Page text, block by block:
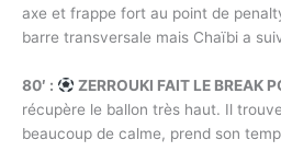
axe et frappe fort au point de
barre transversale mais Chaïbi a
80′ : ZERROUKI FAIT LE BREAK
récupère le ballon très haut. Il
beaucoup de calme, prend son